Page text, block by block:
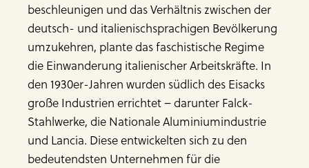
beschleunigen und das Verhältnis zwischen der
deutsch- und italienischsprachigen Bevölkerung
umzukehren, plante das faschistische Regime
die Einwanderung italienischer Arbeitskräfte. In
den 1930er-Jahren wurden südlich des Eisacks
große Industrien errichtet – darunter Falck-
Stahlwerke, die Nationale Aluminiumindustrie
und Lancia. Diese entwickelten sich zu den
bedeutendsten Unternehmen für die